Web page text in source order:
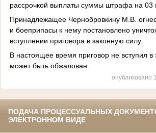
рассрочкой выплаты суммы штрафа на 03
Принадлежащее Чернобровкину М.В.
и боеприпасы к нему постановлено
вступлении приговора в законную силу.
В настоящее время приговор не вступил в
может быть обжалован.
опубликовано
ПОДАЧА ПРОЦЕССУАЛЬНЫХ
ЭЛЕКТРОННОМ ВИДЕ